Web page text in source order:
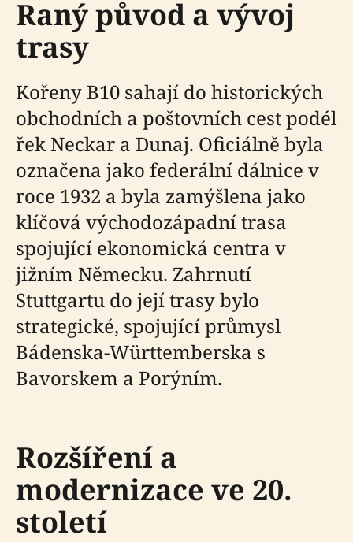
Raný původ a vývoj
trasy
Kořeny B10 sahají do historických
obchodních a poštovních cest podél
řek Neckar a Dunaj. Oficiálně byla
označena jako federální dálnice v
roce 1932 a byla zamýšlena jako
klíčová východozápadní trasa
spojující ekonomická centra v
jižním Německu. Zahrnutí
Stuttgartu do její trasy bylo
strategické, spojující průmysl
Bádenska-Württemberska s
Bavorskem a Porýním.
Rozšíření a
modernizace ve 20.
století